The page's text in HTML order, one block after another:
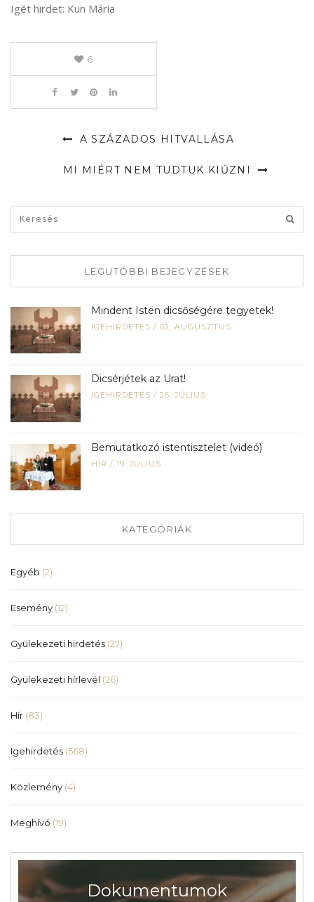
Igét hirdet: Kun Mária
6
A SZÁZADOS HITVALLÁSA
MI MIÉRT NEM TUDTUK KIŰZNI
LEGUTÓBBI BEJEGYZÉSEK
Mindent Isten dicsőségére tegyetek!
IGEHIRDETÉS / 02, AUGUSZTUS
Dicsérjétek az Urat!
IGEHIRDETÉS / 26, JÚLIUS
Bemutatkozó istentisztelet (videó)
HÍR / 19, JÚLIUS
KATEGÓRIÁK
Egyéb (2)
Esemény (12)
Gyülekezeti hirdetés (27)
Gyülekezeti hírlevél (26)
Hír (83)
Igehirdetés (568)
Közlemény (4)
Meghívó (19)
Dokumentumok